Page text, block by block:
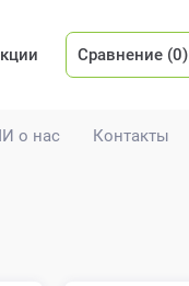
о нас Контакты
Сравнение (0)